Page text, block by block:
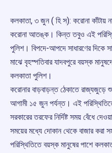
কলকাতা, ৩ জুন ( হি স): করোনা কাঁটায়
করোনা আতঙ্ক। কিন্ত তবুও এই
পুলিশ। বিপদে-আপদে সাধারণের দিকে
মাঝে বৃহস্পতিবার যাদবপুরে বয়স্ক
কলকাতা পুলিশ।
করোনার বাড়বাড়ন্ত ঠেকাতে
আগামী ১৫ জুন পর্যন্ত। এই
সরকারের তরফের নির্দিষ্ট সময় বেঁধে
সময়ের মধ্যে দোকান থেকে বাজার করা
পরিস্থিতিতে বয়স্ক মানুষের পাশে